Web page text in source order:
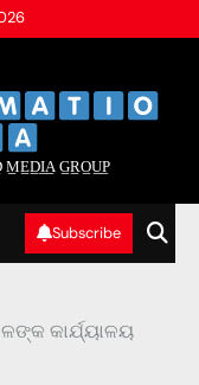
G̲R̲O̲U̲P̲
Subscribe
କାର୍ଯ୍ୟାଳୟ